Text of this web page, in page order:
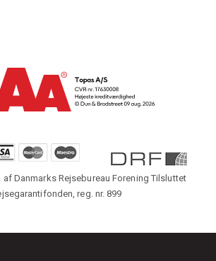
af Danmarks Rejsebureau Forening Tilsluttet
reg. nr. 899